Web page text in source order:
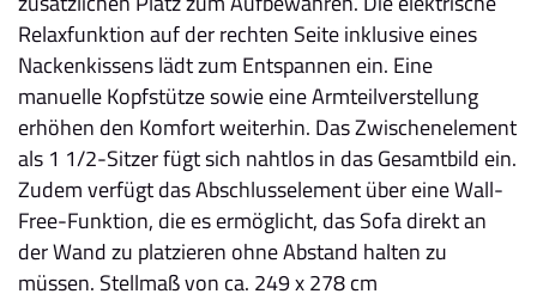
Relaxfunktion auf der rechten Seite inklusive eines
Nackenkissens lädt zum Entspannen ein. Eine
manuelle Kopfstütze sowie eine Armteilverstellung
erhöhen den Komfort weiterhin. Das Zwischenelement
als 1 1/2-Sitzer fügt sich nahtlos in das Gesamtbild ein.
Zudem verfügt das Abschlusselement über eine Wall-
Free-Funktion, die es ermöglicht, das Sofa direkt an
der Wand zu platzieren ohne Abstand halten zu
müssen. Stellmaß von ca. 249 x 278 cm